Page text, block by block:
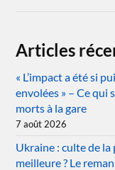
Articles
« L’impact a été si
envolées » – Ce qui
morts à la gare
7 août 2026
Ukraine : culte de
meilleure ? Le